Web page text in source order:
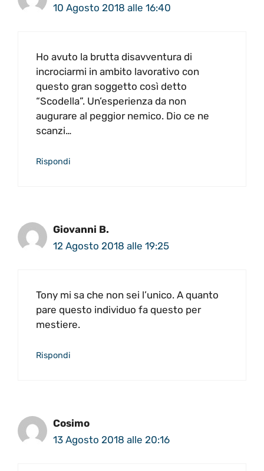
10 Agosto 2018 alle 16:40
Ho avuto la brutta disavventura di
incrociarmi in ambito lavorativo con
questo gran soggetto così detto
“Scodella”. Un’esperienza da non
augurare al peggior nemico. Dio ce ne
scanzi…
Rispondi
Giovanni B.
12 Agosto 2018 alle 19:25
Tony mi sa che non sei l’unico. A quanto
pare questo individuo fa questo per
mestiere.
Rispondi
Cosimo
13 Agosto 2018 alle 20:16